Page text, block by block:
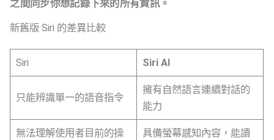
之間同步你想記錄下來的所有資訊。
新舊版 Siri 的差異比較
Siri Siri AI
只能辨識單一的語音指令
擁有自然語言連續對話的
能力
無法理解使用者目前的操
具備螢幕感知內容，能讀